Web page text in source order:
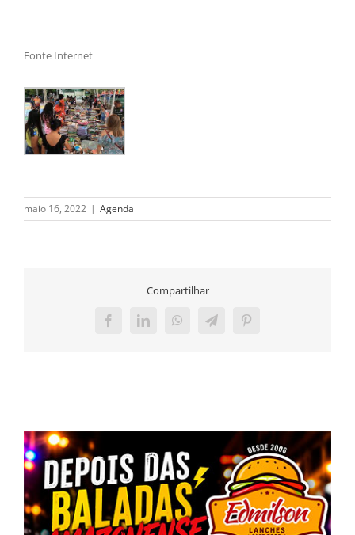
Fonte Internet
maio 16, 2022 | Agenda
Compartilhar
FacebookLinkedInWhatsAppTelegramPinterest